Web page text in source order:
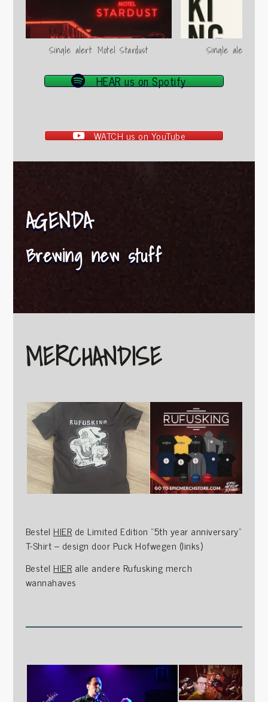
Single alert: Motel Stardust Single alert:
HEAR us on Spotify
WATCH us on YouTube
AGENDA
Brewing new stuff
MERCHANDISE
Bestel HIER de Limited Edition “5th year anniversary”
T-Shirt – design door Puck Hofwegen (links)
Bestel HIER alle andere Rufusking merch
wannahaves